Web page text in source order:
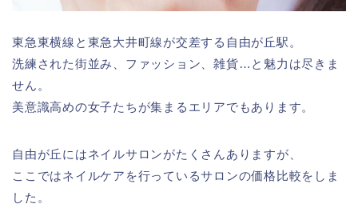
東急東横線と東急大井町線が交差する自由が丘駅。
洗練された街並み、ファッション、雑貨…と魅力は尽きま
せん。
美意識高めの女子たちが集まるエリアでもあります。
自由が丘にはネイルサロンがたくさんありますが、
ここではネイルケアを行っているサロンの価格比較をしま
した。